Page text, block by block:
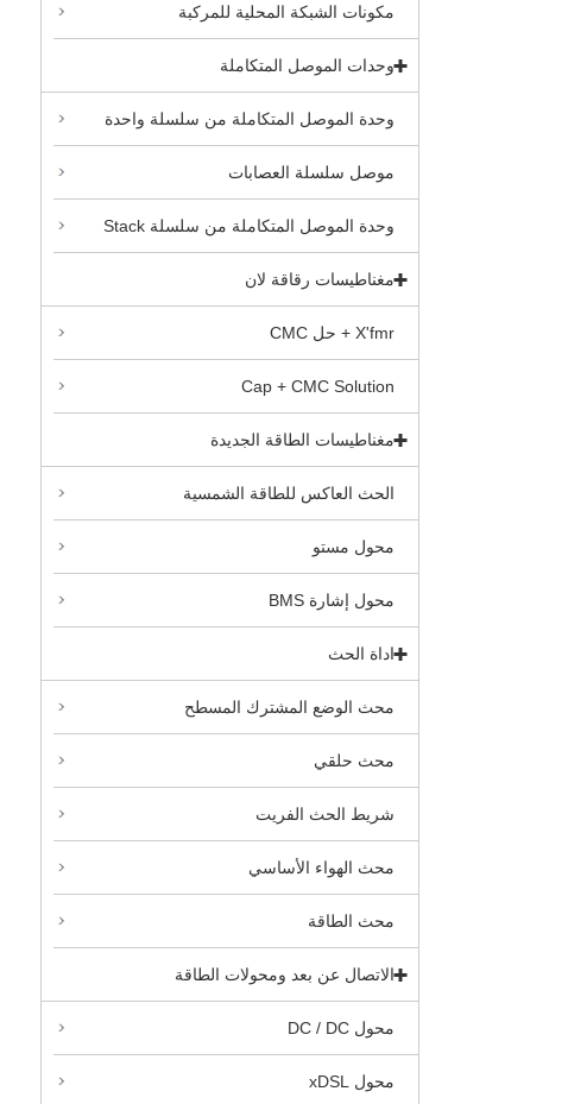
مكونات الشبكة المحلية للمركبة
وحدات الموصل المتكاملة
وحدة الموصل المتكاملة من سلسلة واحدة
موصل سلسلة العصابات
وحدة الموصل المتكاملة من سلسلة Stack
مغناطيسات رقاقة لان
X'fmr + حل CMC
Cap + CMC Solution
مغناطيسات الطاقة الجديدة
الحث العاكس للطاقة الشمسية
محول مستو
محول إشارة BMS
اداة الحث
محث الوضع المشترك المسطح
محث حلقي
شريط الحث الفريت
محث الهواء الأساسي
محث الطاقة
الاتصال عن بعد ومحولات الطاقة
محول DC / DC
محول xDSL